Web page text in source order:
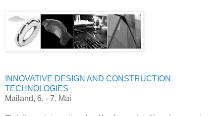
INNOVATIVE DESIGN AND CONSTRUCTION
TECHNOLOGIES
Mailand, 6. - 7. Mai